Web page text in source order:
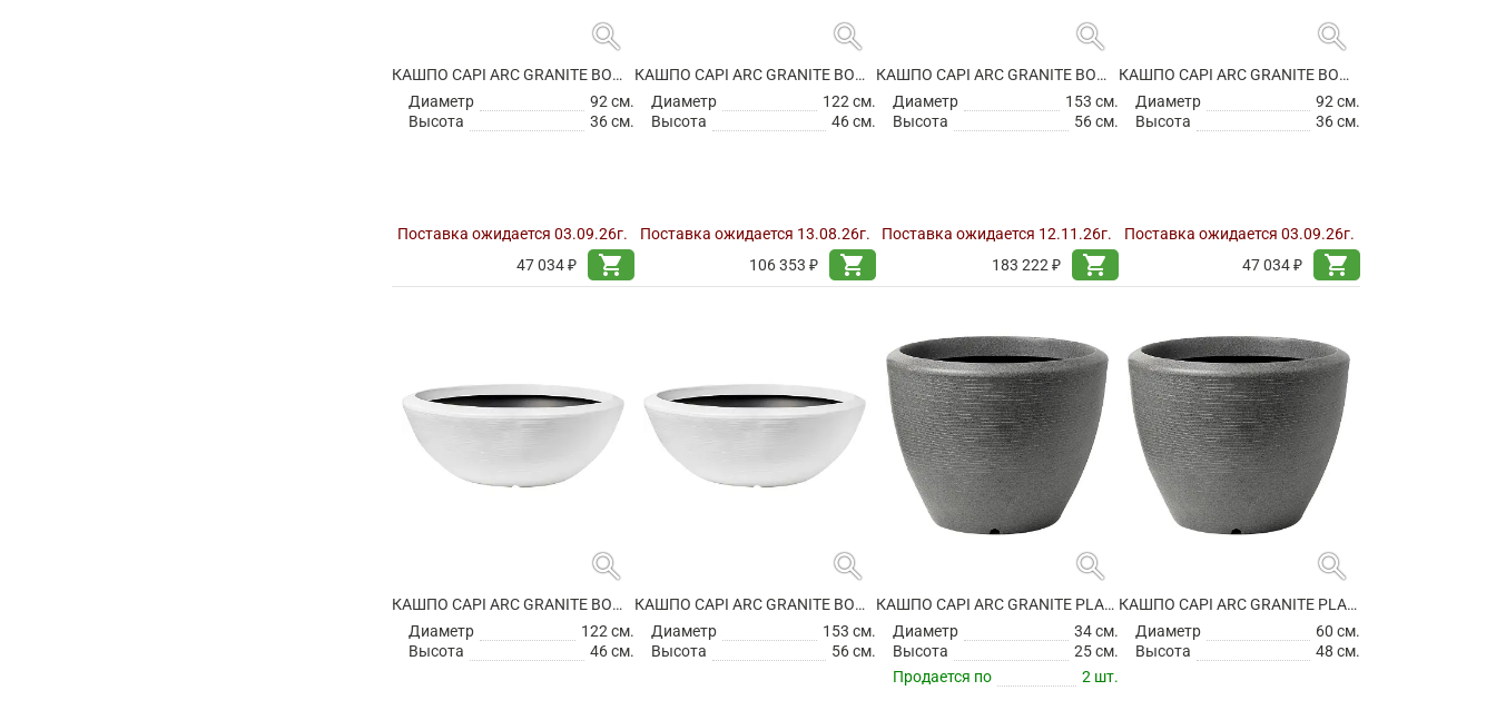
search
КАШПО CAPI ARC GRANITE BOWL LOW WARM TAUPE
Диаметр
92 см.
Высота
36 см.
Поставка ожидается 03.09.26г.
47 034 ₽
shopping_cart
search
КАШПО CAPI ARC GRANITE BOWL LOW WARM TAUPE
Диаметр
122 см.
Высота
46 см.
Поставка ожидается 13.08.26г.
106 353 ₽
shopping_cart
search
КАШПО CAPI ARC GRANITE BOWL LOW WARM TAUPE
Диаметр
153 см.
Высота
56 см.
Поставка ожидается 12.11.26г.
183 222 ₽
shopping_cart
search
КАШПО CAPI ARC GRANITE BOWL LOW WHITE
Диаметр
92 см.
Высота
36 см.
Поставка ожидается 03.09.26г.
47 034 ₽
shopping_cart
search
КАШПО CAPI ARC GRANITE BOWL LOW WHITE
Диаметр
122 см.
Высота
46 см.
search
КАШПО CAPI ARC GRANITE BOWL LOW WHITE
Диаметр
153 см.
Высота
56 см.
search
КАШПО CAPI ARC GRANITE PLANTER BALL ANTHRACITE
Диаметр
34 см.
Высота
25 см.
Продается по
2 шт.
search
КАШПО CAPI ARC GRANITE PLANTER BALL ANTHRACITE
Диаметр
60 см.
Высота
48 см.